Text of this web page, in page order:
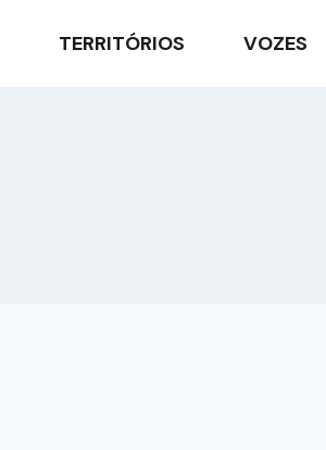
TERRITÓRIOS VOZES